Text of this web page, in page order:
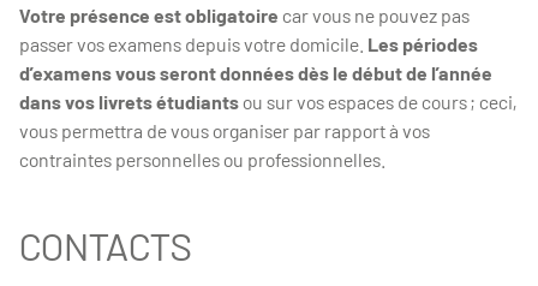
Votre présence est obligatoire car vous ne pouvez pas
passer vos examens depuis votre domicile. Les périodes
d’examens vous seront données dès le début de l’année
dans vos livrets étudiantsou sur vos espaces de cours ; ceci,
vous permettra de vous organiser par rapport à vos
contraintes personnelles ou professionnelles.
CONTACTS